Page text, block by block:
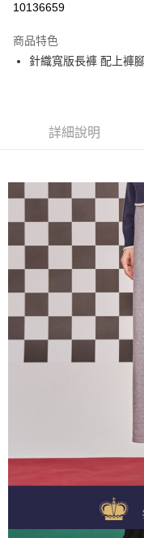
悠遊付
1.本服務由台灣大哥大提供
3.實際核准額度、可分期數
4.訂單成立30分鐘內，如未
消。如遇「轉專審核」未通
【繳款方式說明】
1.分期款項不併入電信帳單
2.透過簡訊連結打開帳單後
帳／街口支付／iPASS
1.本服務係由「台灣大哥大
用戶於交易時，得透過本服
買賣價金債權讓與本公司後
2.基於同意付款使用「大哥
資料（包含姓名、電話或地
由本公司與您本人進行分期
3.完整用戶服務條款，請詳
AFTEE先享後付
AFTEE先享後付是「在收到
便利好安心！
１．簡單：不需註冊會員、
２．便利：只要手機號碼，
３．安心：先確認商品／服
【「AFTEE先享後付」結帳
１．於結帳方式選擇「
結帳頁面，進行簡訊認證並
２．訂單成立數日內，您將
３．收到繳費通知簡訊後14
ATM／網路銀行／等多元方
※ 請注意：結帳手續完成當
購買商品的店家。未經商家
※ 交易是否成功請以「
是否繳費成功／繳費後需取
https://
【注意事項】
１．透過由恩沛科技股份有
易，需依本服務之必要範圍
權轉讓予恩沛科技股份有限公
２．關於個人資料處理事宜
https://aftee.tw/terms/
全家取貨付款
每筆NT$80，滿
付款後全家取貨
每筆NT$80，滿
萊爾富取貨付款
每筆NT$80，滿
每筆NT$80，滿
每筆NT$80，滿
10136659
商品特色
針織寬版長褲 配上褲
詳細說明